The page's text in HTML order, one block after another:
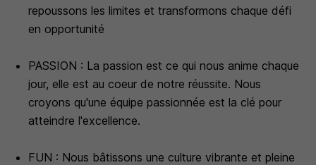
repoussons les limites et transformons chaque défi
en opportunité
PASSION : La passion est ce qui nous anime chaque
jour, elle est au coeur de notre réussite. Nous
croyons qu'une équipe passionnée est la clé pour
atteindre l'excellence.
FUN : Nous bâtissons une culture vibrante et pleine